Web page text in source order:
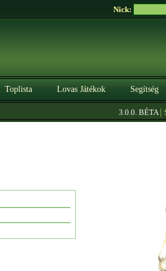
Nick:
Toplista Lovas Játékok Segítség
3.0.0. BÉTA|